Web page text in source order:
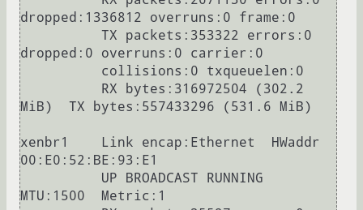
dropped:1336812 overruns:0 frame:0
dropped:0 overruns:0 carrier:0
MiB)  TX bytes:557433296 (531.6 MiB)
xenbr1    Link encap:Ethernet  HWaddr
00:E0:52:BE:93:E1
MTU:1500  Metric:1